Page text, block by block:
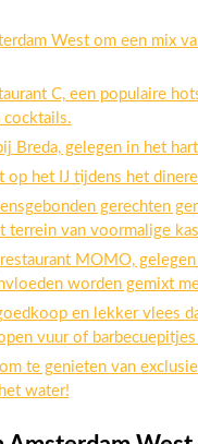
West om een mix
C, een populaire
cocktails.
Breda, gelegen in het
op het IJ tijdens het
gerechten
terrein van voormalige
MOMO,
worden gemixt
en lekker vlees
vuur of barbecuepitjes
te genieten van
water!